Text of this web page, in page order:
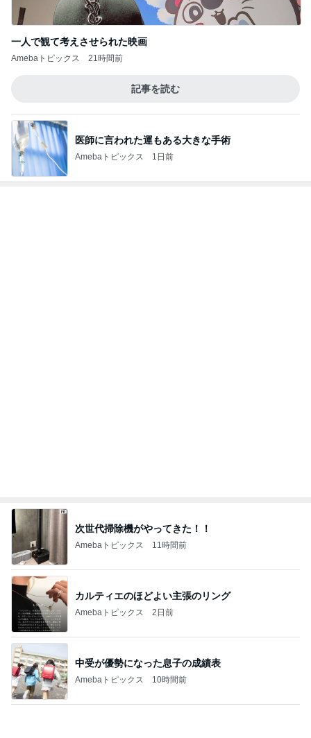
記事を読む
Amebaトピックス 1日前
カルティエのほどよい主張のリング
Amebaトピックス 2日前
中受が優勢になった息子の成績表
Amebaトピックス 10時間前